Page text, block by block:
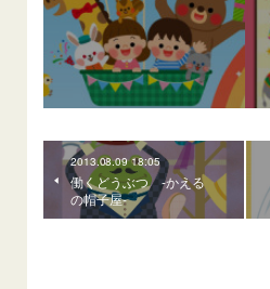
2013.08.09 18:05
働くどうぶつ -かえる
の帽子屋-